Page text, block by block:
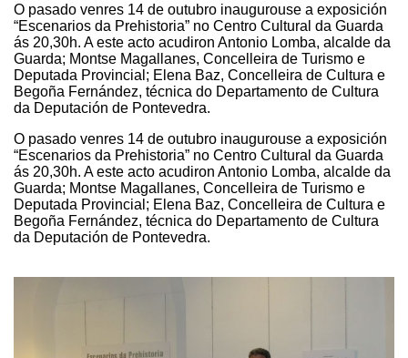
O pasado venres 14 de outubro inaugurouse a exposición
“Escenarios da Prehistoria” no Centro Cultural da Guarda
ás 20,30h. A este acto acudiron Antonio Lomba, alcalde da
Guarda; Montse Magallanes, Concelleira de Turismo e
Deputada Provincial; Elena Baz, Concelleira de Cultura e
Begoña Fernández, técnica do Departamento de Cultura
da Deputación de Pontevedra.
O pasado venres 14 de outubro inaugurouse a exposición
“Escenarios da Prehistoria” no Centro Cultural da Guarda
ás 20,30h. A este acto acudiron Antonio Lomba, alcalde da
Guarda; Montse Magallanes, Concelleira de Turismo e
Deputada Provincial; Elena Baz, Concelleira de Cultura e
Begoña Fernández, técnica do Departamento de Cultura
da Deputación de Pontevedra.